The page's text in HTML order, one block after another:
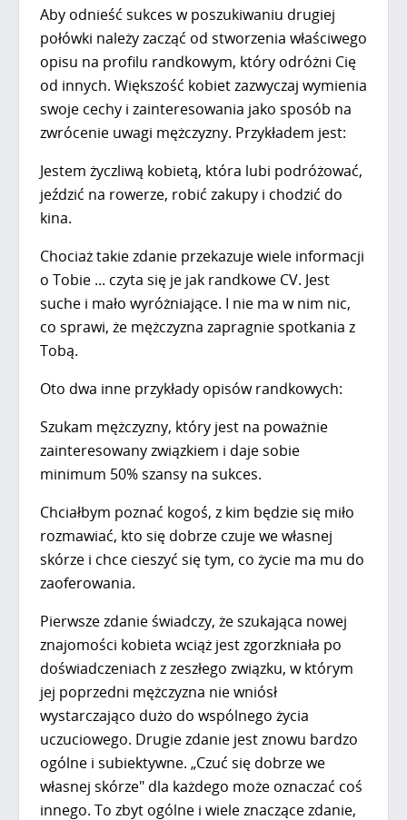
Aby odnieść sukces w poszukiwaniu drugiej
połówki należy zacząć od stworzenia właściwego
opisu na profilu randkowym, który odróżni Cię
od innych. Większość kobiet zazwyczaj wymienia
swoje cechy i zainteresowania jako sposób na
zwrócenie uwagi mężczyzny. Przykładem jest:
Jestem życzliwą kobietą, która lubi podróżować,
jeździć na rowerze, robić zakupy i chodzić do
kina.
Chociaż takie zdanie przekazuje wiele informacji
o Tobie ... czyta się je jak randkowe CV. Jest
suche i mało wyróżniające. I nie ma w nim nic,
co sprawi, że mężczyzna zapragnie spotkania z
Tobą.
Oto dwa inne przykłady opisów randkowych:
Szukam mężczyzny, który jest na poważnie
zainteresowany związkiem i daje sobie
minimum 50% szansy na sukces.
Chciałbym poznać kogoś, z kim będzie się miło
rozmawiać, kto się dobrze czuje we własnej
skórze i chce cieszyć się tym, co życie ma mu do
zaoferowania.
Pierwsze zdanie świadczy, że szukająca nowej
znajomości kobieta wciąż jest zgorzkniała po
doświadczeniach z zeszłego związku, w którym
jej poprzedni mężczyzna nie wniósł
wystarczająco dużo do wspólnego życia
uczuciowego. Drugie zdanie jest znowu bardzo
ogólne i subiektywne. „Czuć się dobrze we
własnej skórze" dla każdego może oznaczać coś
innego. To zbyt ogólne i wiele znaczące zdanie,